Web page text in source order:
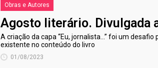
Obras e Autores
Agosto literário. Divulgada
A criação da capa “Eu, jornalista...” foi um
existente no conteúdo do livro
01/08/2023